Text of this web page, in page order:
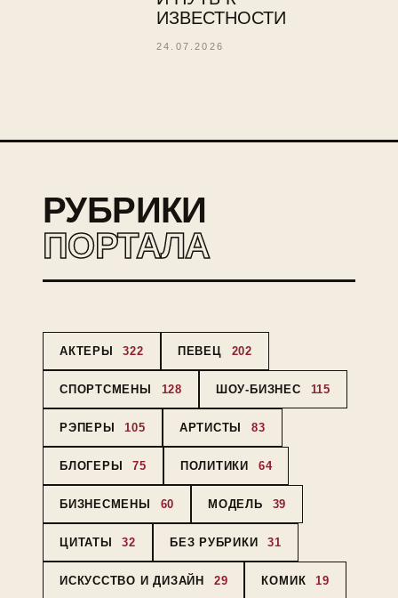
ИЗВЕСТНОСТИ
24.07.2026
РУБРИКИ
ПОРТАЛА
АКТЕРЫ 322 ПЕВЕЦ 202
СПОРТСМЕНЫ 128 ШОУ-БИЗНЕС 115
РЭПЕРЫ 105 АРТИСТЫ 83
БЛОГЕРЫ 75 ПОЛИТИКИ 64
БИЗНЕСМЕНЫ 60 МОДЕЛЬ 39
ЦИТАТЫ 32 БЕЗ РУБРИКИ 31
ИСКУССТВО И ДИЗАЙН 29 КОМИК 19